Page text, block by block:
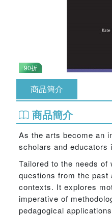
90折
商品簡介
商品簡介
As the arts become an
scholars and
Tailored to the needs
questions from the
contexts. It explores
imperative of
pedagogical